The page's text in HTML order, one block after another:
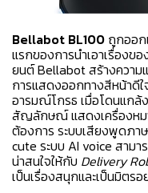
Bellabot BL100 ถูกออก
แรกของการนำเอาเรื่องข
ยนต์ Bellabot สร้างความ
การแสดงออกทางสีหน้าดี
อารมณ์โกรธ เมื่อโดนแก
สัญลักษณ์ แสดงเครื่องหม
ต้องการ ระบบเสียงพูดภา
cute ระบบ AI voice สามา
น่าสนใจให้กับ Delivery
เป็นเรื่องสนุกและเป็นมิตรอ